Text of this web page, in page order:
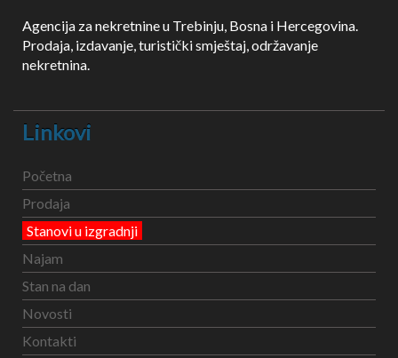
Agencija za nekretnine u Trebinju, Bosna i Hercegovina.
Prodaja, izdavanje, turistički smještaj, održavanje
nekretnina.
Linkovi
Početna
Prodaja
Stanovi u izgradnji
Najam
Stan na dan
Novosti
Kontakti